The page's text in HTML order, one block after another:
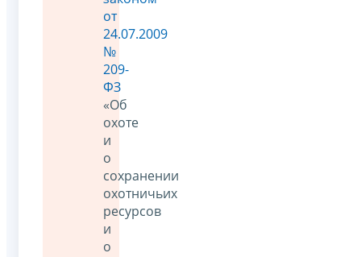
от
24.07.2009
№
209-
ФЗ
«Об
охоте
и
о
сохранении
охотничьих
ресурсов
и
о